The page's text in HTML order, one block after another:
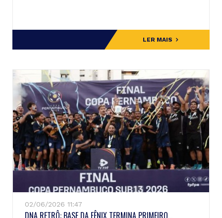
LER MAIS
02/06/2026 11:47
DNA RETRÔ: BASE DA FÊNIX TERMINA PRIMEIRO...